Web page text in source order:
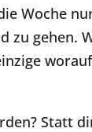
Woche
zu gehen.
Statt